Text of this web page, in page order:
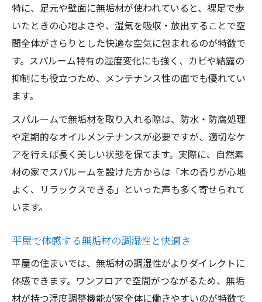
特に、足元や壁面に無垢材が使われていると、裸足で歩
いたときの心地よさや、湿気を吸収・放出することで空
間全体がさらりとした快適な空気に包まれるのが特徴で
す。スパルーム特有の湿度変化にも強く、カビや結露の
抑制にも役立つため、メンテナンス性の面でも優れてい
ます。
スパルームで無垢材を取り入れる際は、防水・防腐処理
や定期的なオイルメンテナンスが必要ですが、適切なケ
アを行えば長く美しい状態を保てます。実際に、自然素
材の家でスパルームを設けた方からは「木の香りが心地
よく、リラックスできる」といった声も多く寄せられて
います。
平屋で体感する無垢材の調湿性と快適さ
平屋の住まいでは、無垢材の調湿性がよりダイレクトに
体感できます。ワンフロアで空間がつながるため、無垢
材が持つ湿度調整機能が家全体に働きやすいのが特徴で